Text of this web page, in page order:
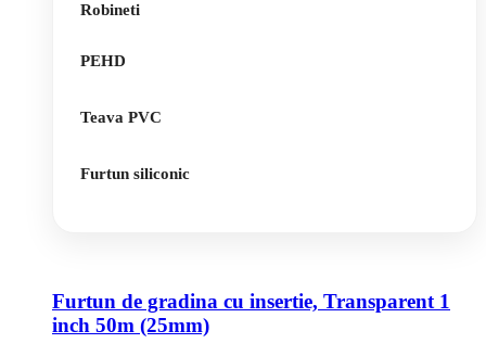
Robineti
PEHD
Teava PVC
Furtun siliconic
Furtun de gradina cu insertie, Transparent 1
inch 50m (25mm)